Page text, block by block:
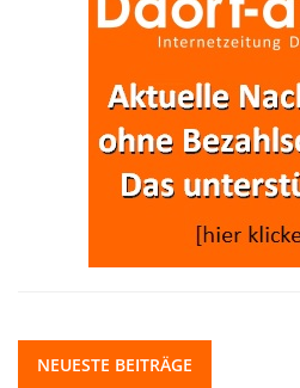
NEUESTE BEITRÄGE